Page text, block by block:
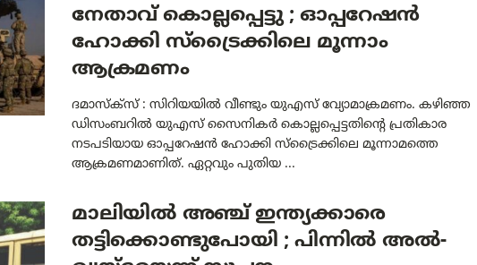
നേതാവ് കൊല്ലപ്പെട്ടു ; ഓപ്പറേഷൻ
ഹോക്കി സ്ട്രൈക്കിലെ മൂന്നാം
ആക്രമണം
ദമാസ്ക്സ് : സിറിയയിൽ വീണ്ടും യുഎസ് വ്യോമാക്രമണം. കഴിഞ്ഞ
ഡിസംബറിൽ യുഎസ് സൈനികർ കൊല്ലപ്പെട്ടതിന്റെ പ്രതികാര
നടപടിയായ ഓപ്പറേഷൻ ഹോക്കി സ്ട്രൈക്കിലെ മൂന്നാമത്തെ
ആക്രമണമാണിത്. ഏറ്റവും പുതിയ ...
മാലിയിൽ അഞ്ച് ഇന്ത്യക്കാരെ
തട്ടിക്കൊണ്ടുപോയി ; പിന്നിൽ അൽ-